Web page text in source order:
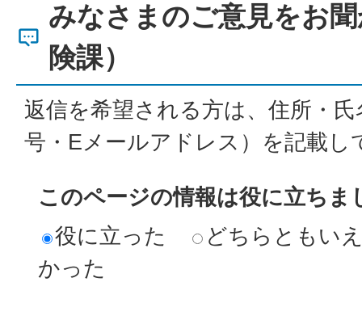
みなさまのご意見をお
険課）
返信を希望される方は、住所・
号・Eメールアドレス）を記載し
このページの情報は役に立ちま
役に立った
どちらともい
かった